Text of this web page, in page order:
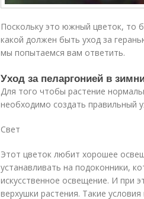
Поскольку это южный цветок, то
какой должен быть уход за
мы попытаемся вам ответить.
Уход за пеларгонией в
Для того чтобы растение
необходимо создать правильный
Свет
Этот цветок любит хорошее
устанавливать на подоконники,
искусственное освещение. И при
верхушки растения. Такие